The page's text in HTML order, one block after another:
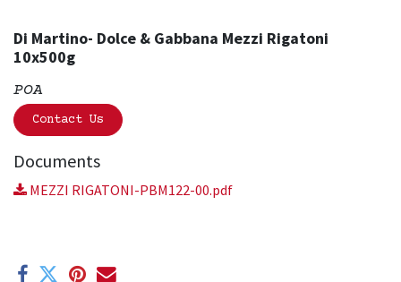
Di Martino- Dolce & Gabbana Mezzi Rigatoni
10x500g
POA
Contact Us
Documents
MEZZI RIGATONI-PBM122-00.pdf